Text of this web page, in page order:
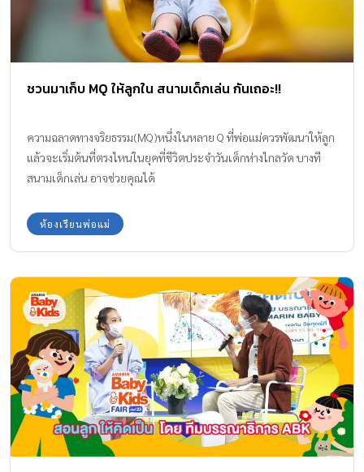
ชวนมาเก็บ MQ ให้ลูกใน สนามเด็กเล่น กันเถอะ!!
ความฉลาดทางจริยธรรม(MQ)หนึ่งในหลาย Q ที่พ่อแม่ควรพัฒนาให้ลูก
แล้วจะเริ่มต้นที่ตรงไหนในยุคที่ชีวิตประจำวันเด็กห่างไกลวัด บางที
สนามเด็กเล่น อาจช่วยคุณได้
ห้องเรียนพ่อแม่